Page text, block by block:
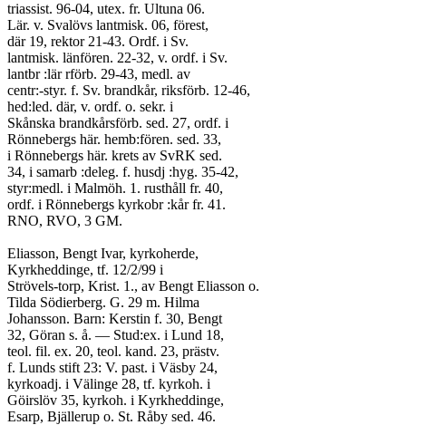
triassist. 96-04, utex. fr. Ultuna 06.
Lär. v. Svalövs lantmisk. 06, förest,
där 19, rektor 21-43. Ordf. i Sv.
lantmisk. länfören. 22-32, v. ordf. i Sv.
lantbr :lär rförb. 29-43, medl. av
centr:-styr. f. Sv. brandkår, riksförb. 12-46,
hed:led. där, v. ordf. o. sekr. i
Skånska brandkårsförb. sed. 27, ordf. i
Rönnebergs här. hemb:fören. sed. 33,
i Rönnebergs här. krets av SvRK sed.
34, i samarb :deleg. f. husdj :hyg. 35-42,
styr:medl. i Malmöh. 1. rusthåll fr. 40,
ordf. i Rönnebergs kyrkobr :kår fr. 41.
RNO, RVO, 3 GM.
Eliasson, Bengt Ivar, kyrkoherde,
Kyrkheddinge, tf. 12/2/99 i
Strövels-torp, Krist. 1., av Bengt Eliasson o.
Tilda Södierberg. G. 29 m. Hilma
Johansson. Barn: Kerstin f. 30, Bengt
32, Göran s. å. — Stud:ex. i Lund 18,
teol. fil. ex. 20, teol. kand. 23, prästv.
f. Lunds stift 23: V. past. i Väsby 24,
kyrkoadj. i Välinge 28, tf. kyrkoh. i
Göirslöv 35, kyrkoh. i Kyrkheddinge,
Esarp, Bjällerup o. St. Råby sed. 46.